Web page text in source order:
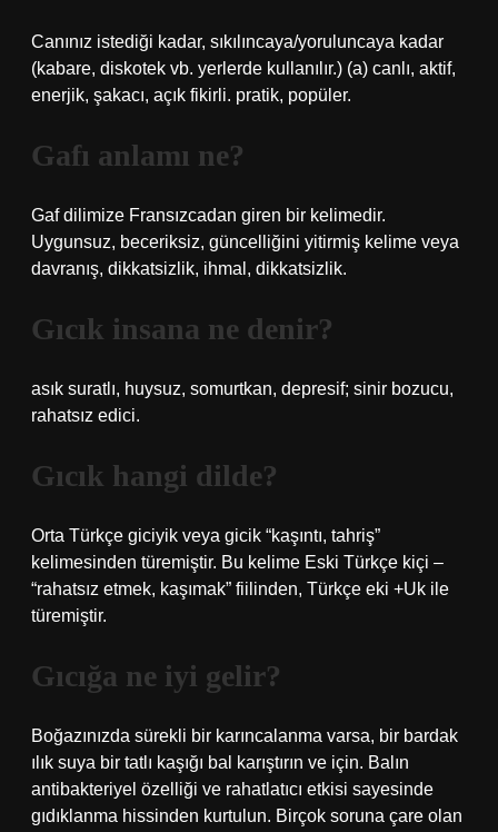
Canınız istediği kadar, sıkılıncaya/yoruluncaya kadar
(kabare, diskotek vb. yerlerde kullanılır.) (a) canlı, aktif,
enerjik, şakacı, açık fikirli. pratik, popüler.
Gafı anlamı ne?
Gaf dilimize Fransızcadan giren bir kelimedir.
Uygunsuz, beceriksiz, güncelliğini yitirmiş kelime veya
davranış, dikkatsizlik, ihmal, dikkatsizlik.
Gıcık insana ne denir?
asık suratlı, huysuz, somurtkan, depresif; sinir bozucu,
rahatsız edici.
Gıcık hangi dilde?
Orta Türkçe giciyik veya gicik “kaşıntı, tahriş”
kelimesinden türemiştir. Bu kelime Eski Türkçe kiçi –
“rahatsız etmek, kaşımak” fiilinden, Türkçe eki +Uk ile
türemiştir.
Gıcığa ne iyi gelir?
Boğazınızda sürekli bir karıncalanma varsa, bir bardak
ılık suya bir tatlı kaşığı bal karıştırın ve için. Balın
antibakteriyel özelliği ve rahatlatıcı etkisi sayesinde
gıdıklanma hissinden kurtulun. Birçok soruna çare olan